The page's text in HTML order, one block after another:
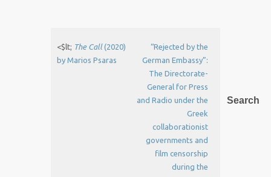
<$lt; The Call(2020)
by Marios Psaras
“Rejected by the
German Embassy”:
The Directorate-
General for Press
and Radio under the
Greek
collaborationist
governments and
film censorship
during the
Search